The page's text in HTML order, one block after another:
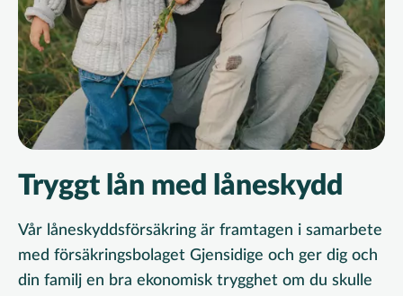
Tryggt lån med låneskydd
Vår låneskyddsförsäkring är framtagen i samarbete
med försäkringsbolaget Gjensidige och ger dig och
din familj en bra ekonomisk trygghet om du skulle